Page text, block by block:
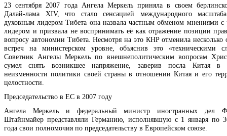
23 сентября 2007 года Ангела Меркель приняла в своем
Далай-лама XIV, что стало сенсацией международного
духовным лидером Тибета она назвала частным обменом мнениями с
лидером и призвала не воспринимать её как отражение позиции
вопросу автономии Тибета. Несмотря на это КНР отменила
встреч на министерском уровне, объяснив это «техническими
Советник Ангелы Меркель по внешнеполитическим вопросам
сумел снять возникшее напряжение, заверив посла Китая в
неизменности политики своей страны в отношении Китая и его
целостности.
Председательство в ЕС в 2007 году
Ангела Меркель и федеральный министр иностранных дел
Штайнмайер представляли Германию, исполнявшую с 1 января по
года свои полномочия по председательству в Европейском союзе.